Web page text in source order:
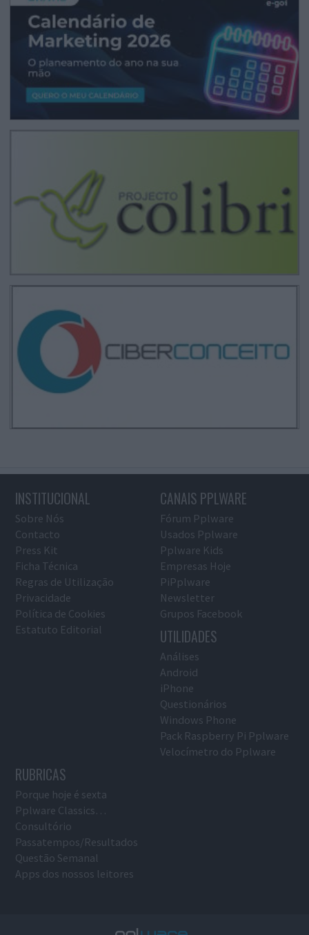
INSTITUCIONAL
Sobre Nós
Contacto
Press Kit
Ficha Técnica
Regras de Utilização
Privacidade
Política de Cookies
Estatuto Editorial
CANAIS PPLWARE
Fórum Pplware
Usados Pplware
Pplware Kids
Empresas Hoje
PiPplware
Newsletter
Grupos Facebook
UTILIDADES
Análises
Android
iPhone
Questionários
Windows Phone
Pack Raspberry Pi Pplware
Velocímetro do Pplware
RUBRICAS
Porque hoje é sexta
Pplware Classics…
Consultório
Passatempos/Resultados
Questão Semanal
Apps dos nossos leitores